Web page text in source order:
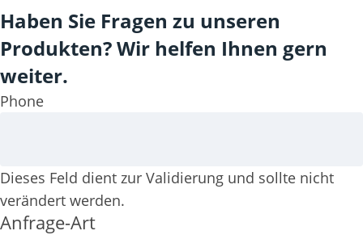
Haben Sie Fragen zu unseren
Produkten? Wir helfen Ihnen gern
weiter.
Phone
Dieses Feld dient zur Validierung und sollte nicht
verändert werden.
Anfrage-Art